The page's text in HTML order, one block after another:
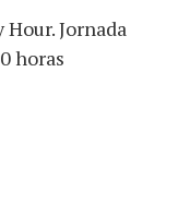
Hour. Jornada
horas